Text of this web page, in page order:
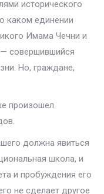
исторического
каком единении
Имама Чечни и
совершившийся
Но, граждане,
произошел
должна явиться
школа, и
и пробуждения его
не сделает другое